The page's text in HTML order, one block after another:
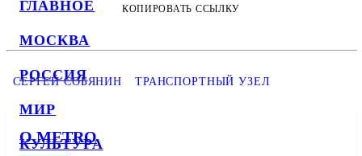
ГЛАВНОЕ
МОСКВА
РОССИЯ
МИР
КУЛЬТУРА
КОПИРОВАТЬ ССЫЛКУ
СЕРГЕЙ СОБЯНИН ТРАНСПОРТНЫЙ УЗЕЛ
О METRO